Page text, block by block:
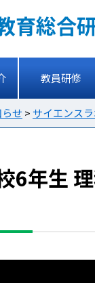
育総合
教員研修
せ > サイエンス
6年生